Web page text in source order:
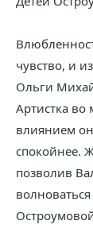
чувство, и
Ольги
Артистка во
влиянием
спокойнее.
позволив